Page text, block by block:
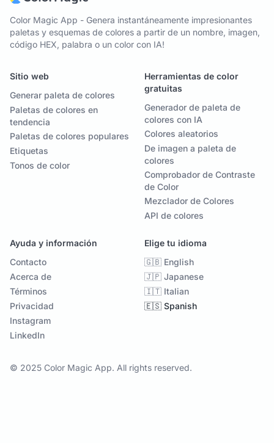
Color Magic App - Genera instantáneamente impresionantes
paletas y esquemas de colores a partir de un nombre, imagen,
código HEX, palabra o un color con IA!
Sitio web
Generar paleta de colores
Paletas de colores en
tendencia
Paletas de colores populares
Etiquetas
Tonos de color
Herramientas de color
gratuitas
Generador de paleta de
colores con IA
Colores aleatorios
De imagen a paleta de
colores
Comprobador de Contraste
de Color
Mezclador de Colores
API de colores
Ayuda y información
Contacto
Acerca de
Términos
Privacidad
Instagram
LinkedIn
Elige tu idioma
🇬🇧 English
🇯🇵 Japanese
🇮🇹 Italian
🇪🇸 Spanish
© 2025 Color Magic App. All rights reserved.